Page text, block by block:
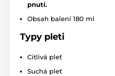
pnutí.
Obsah balení 180 ml
Typy pleti
Citlivá pleť
Suchá pleť